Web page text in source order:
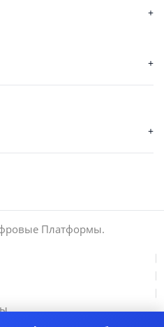
Платформы.